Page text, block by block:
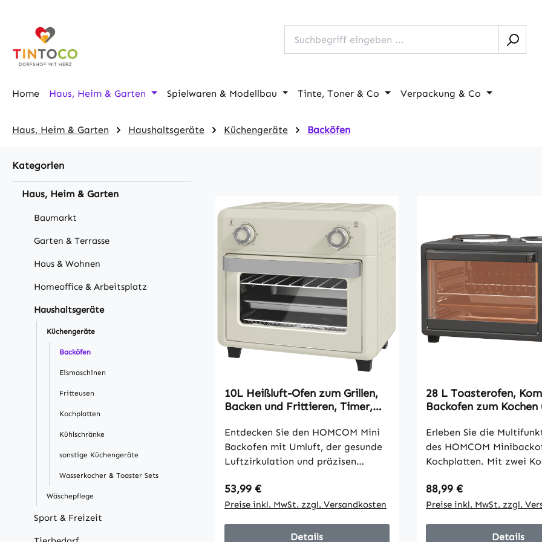
Home Haus, Heim & Garten Spielwaren & Modellbau Tinte, Toner & Co Verpackung & Co
Haus, Heim & Garten Haushaltsgeräte Küchengeräte Backöfen
Kategorien
Haus, Heim & Garten
Baumarkt
Garten & Terrasse
Haus & Wohnen
Homeoffice & Arbeitsplatz
Haushaltsgeräte
Küchengeräte
Backöfen
Eismaschinen
Fritteusen
Kochplatten
Kühlschränke
sonstige Küchengeräte
Wasserkocher & Toaster Sets
Wäschepflege
Sport & Freizeit
10L Heißluft-Ofen zum Grillen,
Backen und Frittieren, Timer,
Cremeweiß
Entdecken Sie den HOMCOM Mini
Backofen mit Umluft, der gesunde
Luftzirkulation und präzisen
innovativen 360°-
Heißlufttechnologie genießen Sie
weniger Fett. Die vielseitigen
Regulärer Preis:
53,99 €
Preise inkl. MwSt. zzgl. Versandkosten
Details
28 L Toasterofen,
Backofen zum Kochen
Backblech, Grillrost,
Schwarz
Erleben Sie die
des HOMCOM
Kochplatten. Mit zwei
inklusive Grill können Sie
leicht braten, backen
Huhn passen mühelos in
Regulärer Preis:
88,99 €
Preise inkl. MwSt. zzgl.
Details